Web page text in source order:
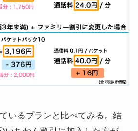
いるプランと比べてみる。結